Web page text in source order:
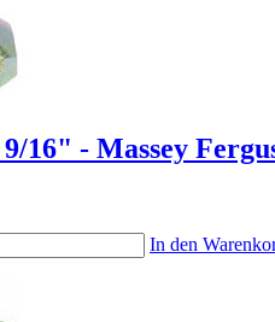
16" - Massey
In den